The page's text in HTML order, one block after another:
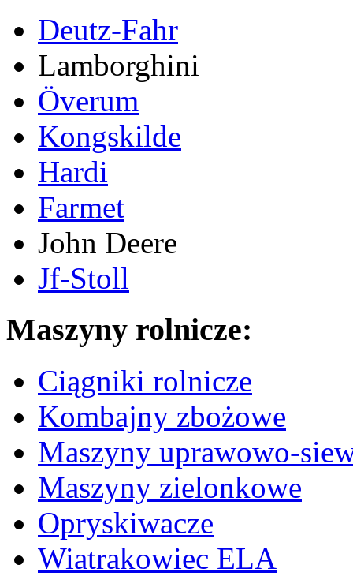
Deutz-Fahr
Lamborghini
Överum
Kongskilde
Hardi
Farmet
John Deere
Jf-Stoll
Maszyny rolnicze:
Ciągniki rolnicze
Kombajny zbożowe
Maszyny uprawowo-
Maszyny zielonkowe
Opryskiwacze
Wiatrakowiec ELA